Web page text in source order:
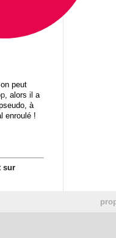
peut
, alors il a
à
enroulé !
sur